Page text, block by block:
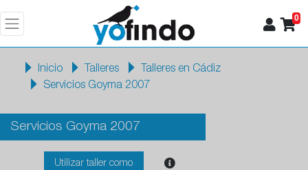
0
Inicio Talleres
Talleres en Cádiz
Servicios Goyma 2007
Servicios Goyma 2007
Utilizar taller como